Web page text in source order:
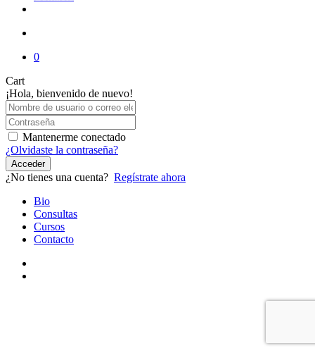
0
CartClose
Cart
¡Hola, bienvenido de nuevo!
Mantenerme conectado
¿Olvidaste la contraseña?
Acceder
¿No tienes una cuenta? Regístrate ahora
Close
Menu
Bio
Consultas
Cursos
Contacto